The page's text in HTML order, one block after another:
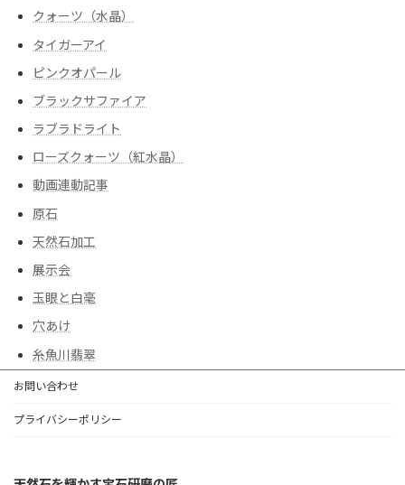
クォーツ（水晶）
タイガーアイ
ピンクオパール
ブラックサファイア
ラブラドライト
ローズクォーツ（紅水晶）
動画連動記事
原石
天然石加工
展示会
玉眼と白毫
穴あけ
糸魚川翡翠
お問い合わせ
プライバシーポリシー